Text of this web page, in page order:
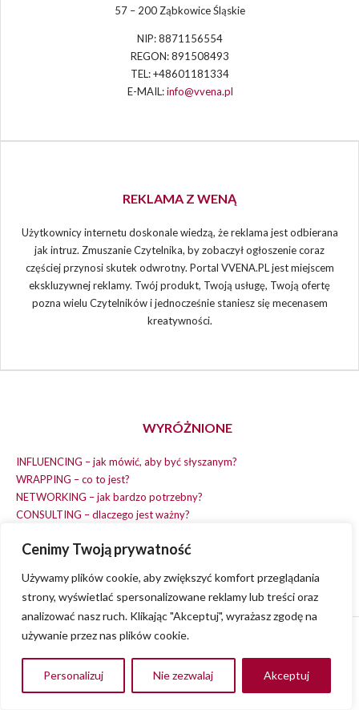
Cenimy Twoją prywatność
Używamy plików cookie, aby zwiększyć komfort przeglądania
strony, wyświetlać spersonalizowane reklamy lub treści oraz
analizować nasz ruch. Klikając "Akceptuj", wyrażasz zgodę na
używanie przez nas plików cookie.
Personalizuj Nie zezwalaj Akceptuj
57 – 200 Ząbkowice Śląskie
NIP: 8871156554
REGON: 891508493
TEL: +48601181334
E-MAIL:info@vvena.pl
REKLAMA Z WENĄ
Użytkownicy internetu doskonale wiedzą, że reklama jest odbierana
jak intruz. Zmuszanie Czytelnika, by zobaczył ogłoszenie coraz
częściej przynosi skutek odwrotny. Portal VVENA.PL jest miejscem
ekskluzywnej reklamy. Twój produkt, Twoją usługę, Twoją ofertę
pozna wielu Czytelników i jednocześnie staniesz się mecenasem
kreatywności.
WYRÓŻNIONE
INFLUENCING – jak mówić, aby być słyszanym?
WRAPPING – co to jest?
NETWORKING – jak bardzo potrzebny?
CONSULTING – dlaczego jest ważny?
EARNING – jak zarobić na dobrym pomyśle?
Polityka Prywatności